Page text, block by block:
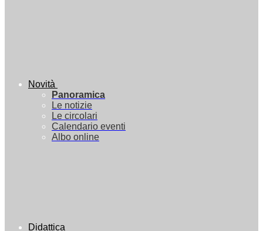
Novità
Panoramica
Le notizie
Le circolari
Calendario eventi
Albo online
Didattica